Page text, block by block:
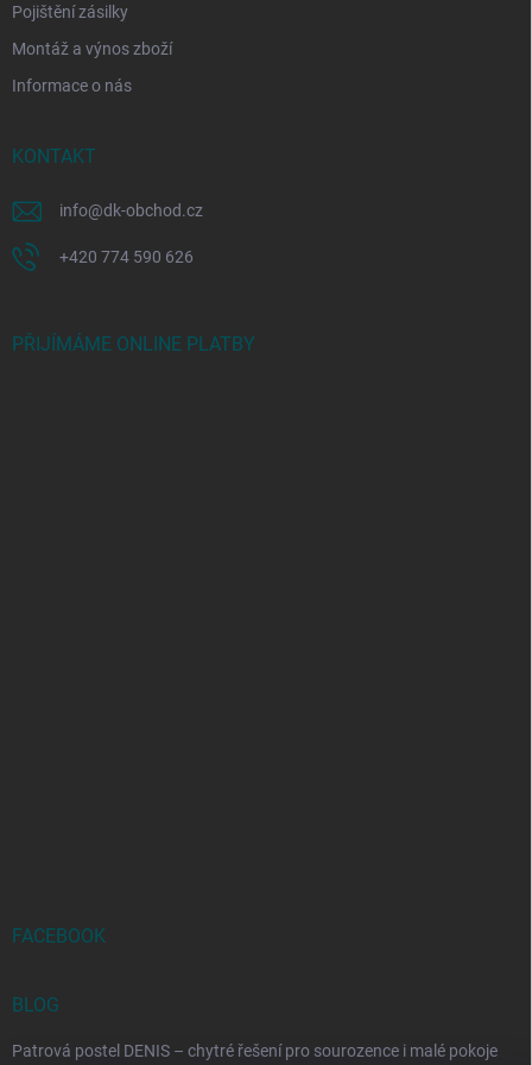
Pojištění zásilky
Montáž a výnos zboží
Informace o nás
KONTAKT
info@dk-obchod.cz
+420 774 590 626
PŘIJÍMÁME ONLINE PLATBY
FACEBOOK
BLOG
Patrová postel DENIS – chytré řešení pro sourozence i malé pokoje